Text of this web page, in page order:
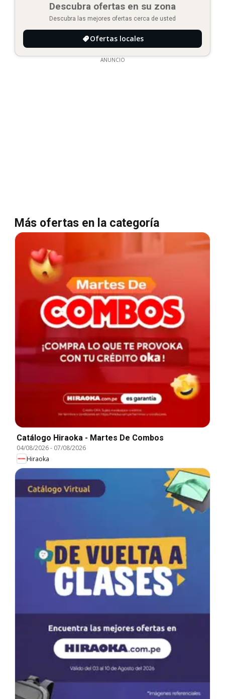
Descubra ofertas en su zona
Descubra las mejores ofertas cerca de usted
Ofertas locales
ANUNCIO
Más ofertas en la categoría
Catálogo Hiraoka - Martes De Combos
04/08/2026- 07/08/2026
Hiraoka